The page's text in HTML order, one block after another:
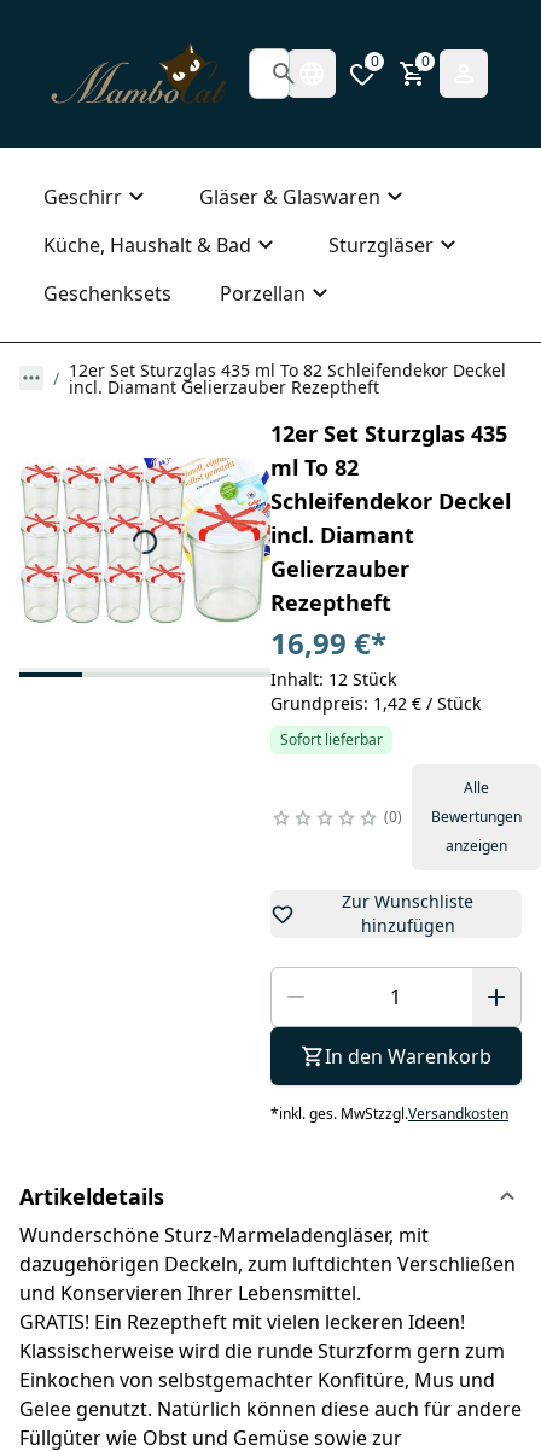
0 0
Geschirr
Gläser & Glaswaren
Küche, Haushalt & Bad
Sturzgläser
Geschenksets
Porzellan
12er Set Sturzglas 435 ml To 82 Schleifendekor Deckel
incl. Diamant Gelierzauber Rezeptheft
12er Set Sturzglas 435
ml To 82
Schleifendekor Deckel
incl. Diamant
Gelierzauber
Rezeptheft
16,99 €*
Inhalt: 12 Stück
Grundpreis: 1,42 € / Stück
Sofort lieferbar
0
Alle
Bewertungen
anzeigen
Zur Wunschliste
hinzufügen
In den Warenkorb
*inkl. ges. MwStzzgl.Versandkosten
Artikeldetails
Wunderschöne Sturz-Marmeladengläser, mit
dazugehörigen Deckeln, zum luftdichten Verschließen
und Konservieren Ihrer Lebensmittel.
GRATIS! Ein Rezeptheft mit vielen leckeren Ideen!
Klassischerweise wird die runde Sturzform gern zum
Einkochen von selbstgemachter Konfitüre, Mus und
Gelee genutzt. Natürlich können diese auch für andere
Füllgüter wie Obst und Gemüse sowie zur